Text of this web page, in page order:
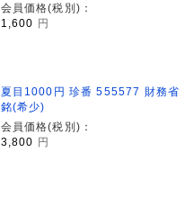
会員価格(税別)：
1,600 円
夏目1000円 珍番 555577 財務省
銘(希少)
会員価格(税別)：
3,800 円